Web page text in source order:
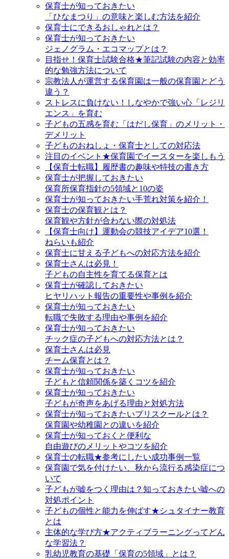
保育士が知っておきたい
「ひなまつり」の意味と楽しむ方法を紹介
保育士にできるおしゃれとは？
保育士が知っておきたい
ジェノグラム・エコマップとは？
目指せ！保育士試験合格★筆記試験の内容と効率
的な勉強方法について
宗教法人が運営する保育園は一般の保育園とどう
違う？
ストレスに負けない！しなやかで強い心「レジリ
エンス」を育む
子どもの五感を育む「はだし保育」のメリット・
デメリット
子どものおねしょ・保育士としての対応法
注目のイベント★保育園でイースターを楽しもう
【保育士転職】履歴書の趣味や特技の書き方
保育士が把握しておきたい
保育所保育指針の5領域と10の姿
保育士が知っておきたい手荒れ対策を紹介！
保育士の保育観とは？
保育観や方針が合わない際の対処法
【保育士向け】運動会の競技アイデア10選！
ねらいも紹介
保育士に甘える子どもへの対応方法を紹介
保育士さんは必見！
子どもの自主性を育てる保育とは
保育士が確認しておきたい
ヒヤリハット報告の重要性や事例を紹介
保育士が知っておきたい
転職で失敗する理由や事例を紹介
保育士が知っておきたい
チック症の子どもへの対応方法とは？
保育士さんは必見
チーム保育とは？
保育士が知っておきたい
子どもと信頼関係を築くコツを紹介
保育士が知っておきたい
子どもが奇声をあげる理由と対処方法
保育士が知っておきたいプリスクールとは？
保育園や幼稚園との違いを紹介
保育士が知っておくと便利な
自由遊びのメリットやコツを紹介
保育士の転職★参考にしたい成功事例一覧
保育園で気を付けたい、秋から流行る感染症につ
いて
子どもが嘘をつく理由は？知っておきたい嘘への
対処ポイント
子どもの個性と能力を伸ばす★シュタイナー教育
とは
主体的な学び方★アクティブラーニングってどん
な学習法？
乳幼児教育の基礎「保育の5領域」とは？